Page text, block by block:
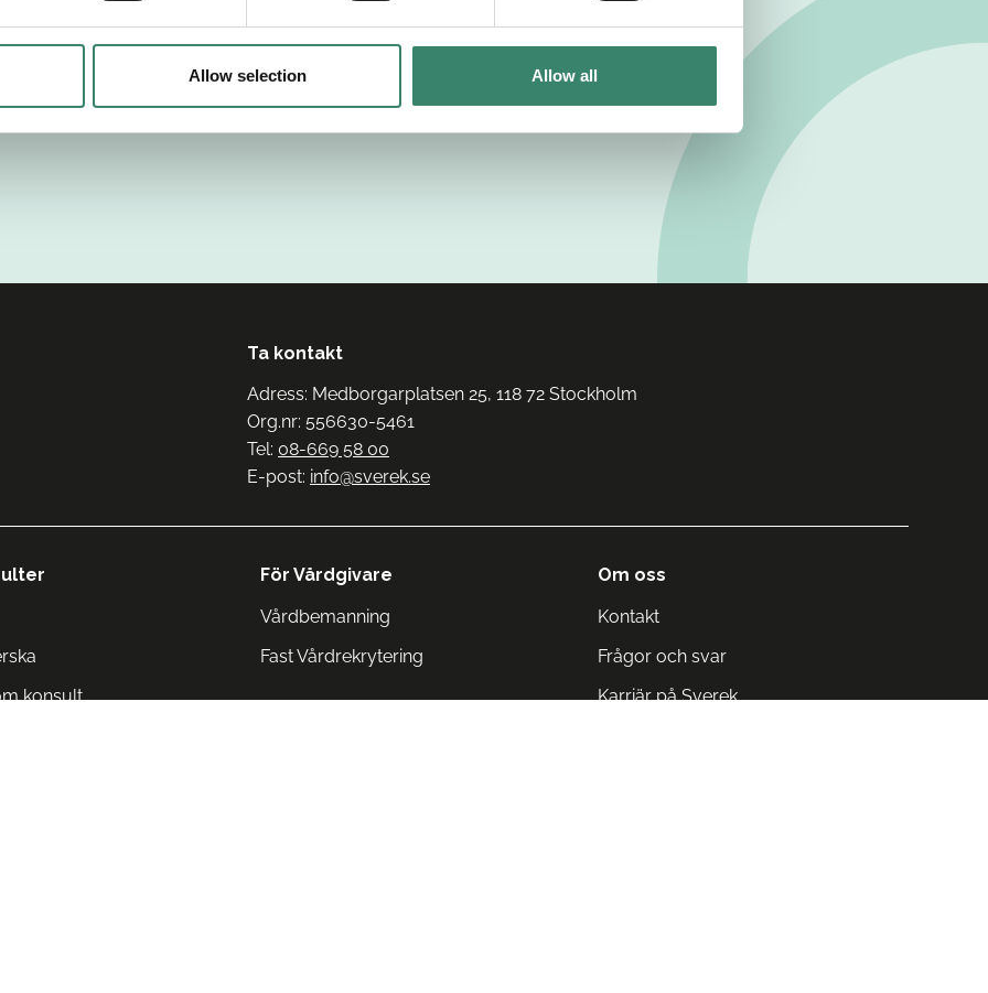
Allow selection Allow all
Ta kontakt
Adress: Medborgarplatsen 25, 118 72 Stockholm
Org.nr: 556630-5461
Tel: 08-669 58 00
E-post: info@sverek.se
konsult
För Vårdgivare
Vårdbemanning
Fast Vårdrekrytering
Om oss
Kontakt
Frågor och svar
Karriär på Sverek